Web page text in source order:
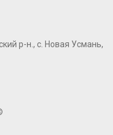
р-н., с. Новая Усмань,